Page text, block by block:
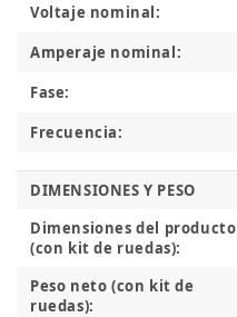
Voltaje nominal:
Amperaje nominal:
Fase:
Frecuencia:
DIMENSIONES Y PESO
Dimensiones del producto
(con kit de ruedas):
Peso neto (con kit de
ruedas):